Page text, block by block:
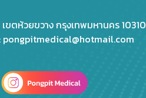
ตห้วยขวาง กรุงเทพมหานคร 10310
pongpitmedical@hotmail.com